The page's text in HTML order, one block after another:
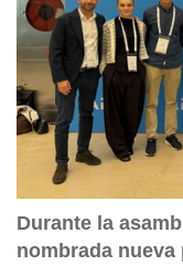
Durante la
nombrada nueva